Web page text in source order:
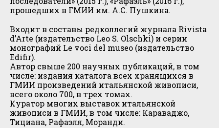
прошедших в ГМИИ им. А.С. Пушкина.
Входит в составы редколлегий журнала Rivista
d’Arte (издательство Leo S. Olschki) и серии
монографий Le voci del museo (издательство
Edifir).
Автор свыше 200 научных публикаций, в том
числе: издания каталога всех хранящихся в
ГМИИ произведений итальянской живописи,
всего около 700, в трех томах.
Куратор многих выставок итальянской
живописи в ГМИИ, в том числе: Караваджо,
Тициана, Рафаэля, Моранди.